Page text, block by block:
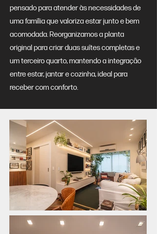
pensado para atender às necessidades de
uma família que valoriza estar junto e bem
acomodada. Reorganizamos a planta
original para criar duas suítes completas e
um terceiro quarto, mantendo a integração
entre estar, jantar e cozinha, ideal para
receber com conforto.